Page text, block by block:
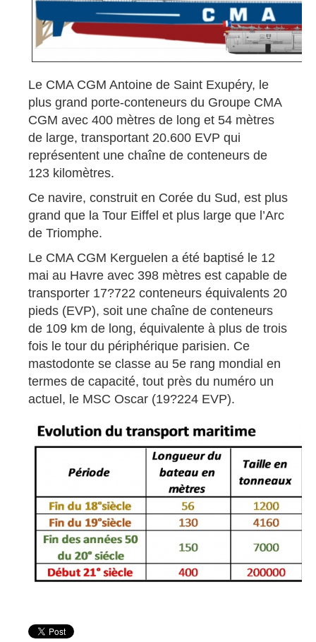
Le CMA CGM Antoine de Saint Exupéry, le
plus grand porte-conteneurs du Groupe CMA
CGM avec 400 mètres de long et 54 mètres
de large, transportant 20.600 EVP qui
représentent une chaîne de conteneurs de
123 kilomètres.
Ce navire, construit en Corée du Sud, est plus
grand que la Tour Eiffel et plus large que l’Arc
de Triomphe.
Le CMA CGM Kerguelen a été baptisé le 12
mai au Havre avec 398 mètres est capable de
transporter 17?722 conteneurs équivalents 20
pieds (EVP), soit une chaîne de conteneurs
de 109 km de long, équivalente à plus de trois
fois le tour du périphérique parisien. Ce
mastodonte se classe au 5e rang mondial en
termes de capacité, tout près du numéro un
actuel, le MSC Oscar (19?224 EVP).